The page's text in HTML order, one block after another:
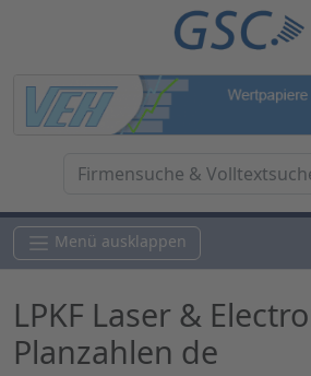
Menü ausklappen
LPKF Laser &
Planzahlen de